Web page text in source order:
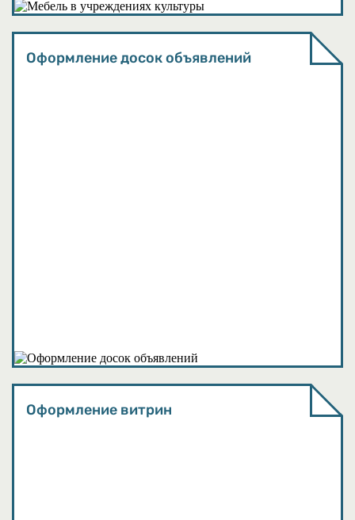
Оформление досок объявлений
Оформление витрин